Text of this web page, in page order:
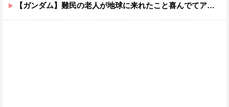
【ガンダム】難民の老人が地球に来れたこと喜んでてアレ？連邦もやってることヤバくない？ってなる